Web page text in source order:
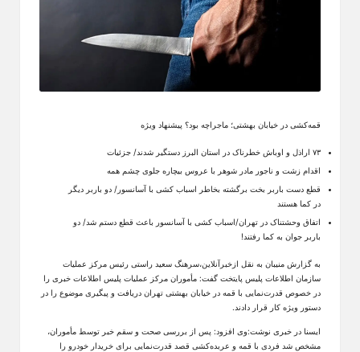
قمه‌کشی در خیابان بهشتی؛ ماجراچه بود؟ پیشنهاد ویژه
۷۳ اراذل و اوباش خطرناک در استان البرز دستگیر شدند/ جزئیات
اقدام زشت و ناجور مادر شوهر با عروس بیچاره جلوی چشم همه
قطع دست باربر بخت برگشته بخاطر اسباب کشی با آسانسور/ دو باربر دیگر
در کما هستند
اتفاق وحشتناک در تهران/اسباب کشی با آسانسور باعث قطع دستم شد/ دو
باربر جوان به کما رفتند!
به گزارش منیبان به نقل ازخبرآنلاین،سرهنگ سعید راستی رئیس مرکز عملیات
سازمان اطلاعات پلیس پایتخت گفت: مأموران مرکز عملیات پلیس اطلاعات خبری را
در خصوص قدرت‌نمایی با قمه در خیابان بهشتی تهران دریافت و پیگیری موضوع را در
دستور ویژه کار قرار دادند.
ایسنا در خبری نوشت:وی افزود: پس از بررسی صحت و سقم خبر توسط مأموران،
مشخص شد فردی با قمه و عربده‌کشی قصد قدرت‌نمایی برای خریدار خودرو را